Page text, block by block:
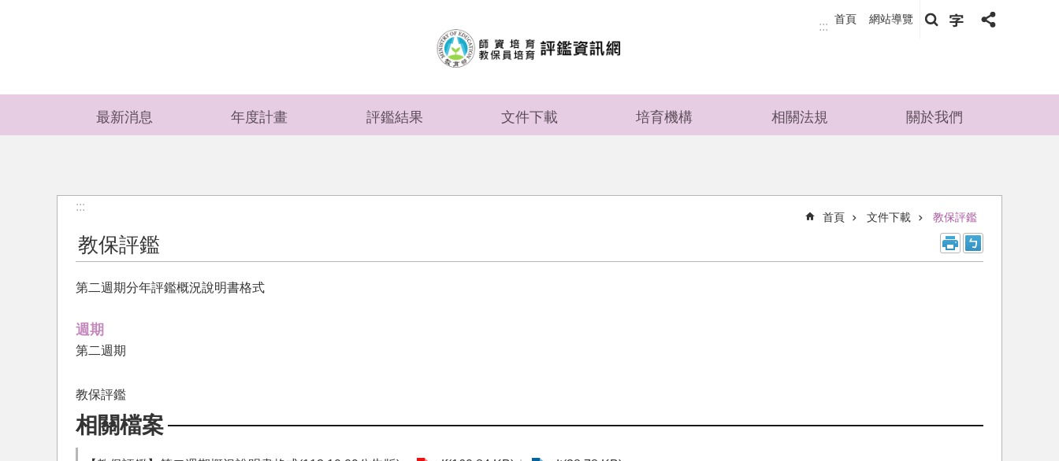
:::
首頁 網站導覽
最新消息 年度計畫 評鑑結果 文件下載 培育機構 相關法規 關於我們
:::
首頁 文件下載 教保評鑑
教保評鑑
第二週期分年評鑑概況說明書格式
週期
第二週期
教保評鑑
相關檔案